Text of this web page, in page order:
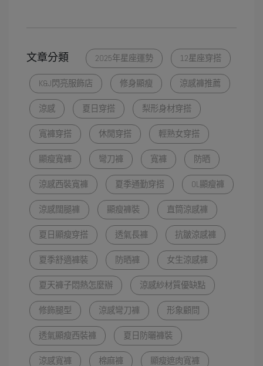
文章分類 2025年星座運勢 12星座穿搭
K&J閃亮服飾店 修身顯瘦 涼感褲推薦
涼感 夏日穿搭 梨形身材穿搭
寬褲穿搭 休閒穿搭 輕熟女穿搭
顯瘦寬褲 彎刀褲 寬褲 防晒
涼感西裝寬褲 夏季通勤穿搭 OL顯瘦褲
涼感闊腿褲 顯瘦褲裝 直筒涼感褲
夏日顯瘦穿搭 透氣長褲 抗皺涼感褲
夏季舒適褲裝 防晒褲 女生涼感褲
夏天褲子悶熱怎麼辦 涼感紗材質優缺點
修飾腿型 涼感彎刀褲 形象顧問
透氣顯瘦西裝褲 夏日防曬褲裝
涼感寬褲 棉麻褲 顯瘦遮肉寬褲